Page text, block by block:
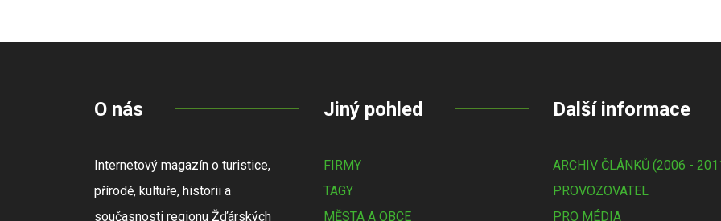
O nás
Internetový magazín o turistice,
přírodě, kultuře, historii a
současnosti regionu Žďárských
Jiný pohled
FIRMY
TAGY
MĚSTA A OBCE
Další informace
ARCHIV ČLÁNKŮ (2006 -
PROVOZOVATEL
PRO MÉDIA